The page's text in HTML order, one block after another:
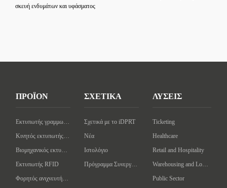
σκευή ενδυμάτων και υφάσματος
ΠΡΟΪΟΝ
Εκτυπωτής RFID
ΣΧΕΤΙΚΑ
Σχετικά με το iDPRT
Νέα
Ιστολόγιο
ΛΥΣΕΙΣ
Ticketing
Healthcare
Retail and Hospitality
Public Sector